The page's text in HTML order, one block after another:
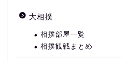
大相撲
相撲部屋一覧
相撲観戦まとめ